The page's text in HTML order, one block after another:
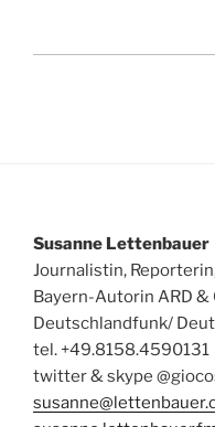
Susanne Lettenbauer
Journalistin,
Bayern-Autorin ARD &
Deutschlandfunk/
tel. +49.8158.4590131
twitter & skype